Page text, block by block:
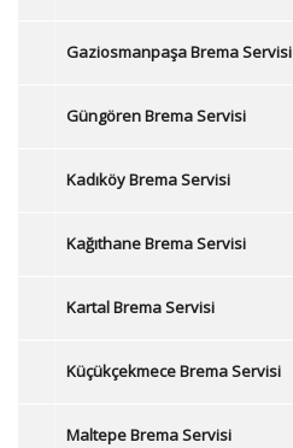
Gaziosmanpaşa Brema Servisi
Güngören Brema Servisi
Kadıköy Brema Servisi
Kağıthane Brema Servisi
Kartal Brema Servisi
Küçükçekmece Brema Servisi
Maltepe Brema Servisi